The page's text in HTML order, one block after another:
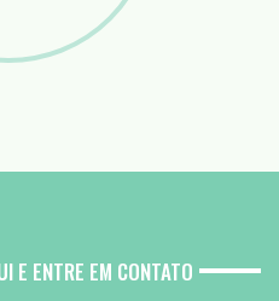
E ENTRE EM CONTATO